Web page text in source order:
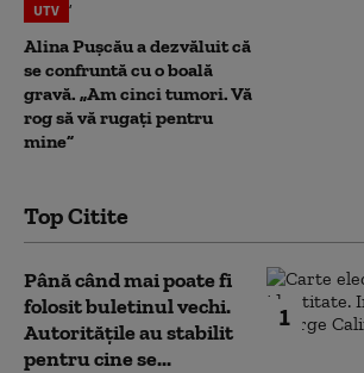
UTV
Alina Pușcău a dezvăluit că
se confruntă cu o boală
gravă. „Am cinci tumori. Vă
rog să vă rugați pentru
mine”
Top Citite
1
Până când mai poate fi
folosit buletinul vechi.
Autoritățile au stabilit
pentru cine se...